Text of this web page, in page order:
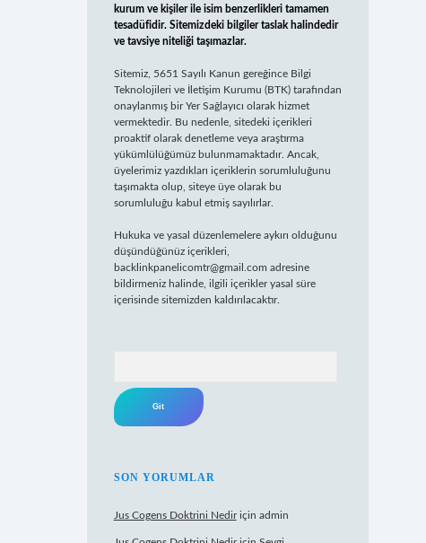
kurum ve kişiler ile isim benzerlikleri tamamen
tesadüfidir. Sitemizdeki bilgiler taslak halindedir
ve tavsiye niteliği taşımazlar.
Sitemiz, 5651 Sayılı Kanun gereğince Bilgi
Teknolojileri ve İletişim Kurumu (BTK) tarafından
onaylanmış bir Yer Sağlayıcı olarak hizmet
vermektedir. Bu nedenle, sitedeki içerikleri
proaktif olarak denetleme veya araştırma
yükümlülüğümüz bulunmamaktadır. Ancak,
üyelerimiz yazdıkları içeriklerin sorumluluğunu
taşımakta olup, siteye üye olarak bu
sorumluluğu kabul etmiş sayılırlar.
Hukuka ve yasal düzenlemelere aykırı olduğunu
düşündüğünüz içerikleri,
backlinkpanelicomtr@gmail.com adresine
bildirmeniz halinde, ilgili içerikler yasal süre
içerisinde sitemizden kaldırılacaktır.
SON YORUMLAR
Jus Cogens Doktrini Nediriçin admin